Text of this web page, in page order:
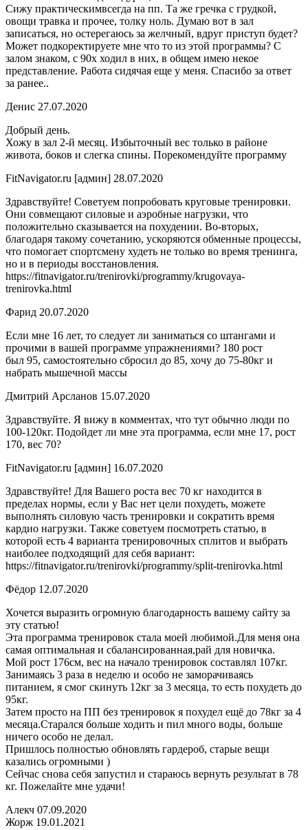
Сижу практическимвсегда на пп. Та же гречка с грудкой,
овощи травка и прочее, толку ноль. Думаю вот в зал
записаться, но остерегаюсь за желчный, вдруг приступ будет?
Может подкоректируете мне что то из этой программы? С
залом знаком, с 90х ходил в них, в общем имею некое
представление. Работа сидячая еще у меня. Спасибо за ответ
за ранее..
Денис 27.07.2020
Добрый день.
Хожу в зал 2-й месяц. Избыточный вес только в районе
живота, боков и слегка спины. Порекомендуйте программу
FitNavigator.ru [админ] 28.07.2020
Здравствуйте! Советуем попробовать круговые тренировки.
Они совмещают силовые и аэробные нагрузки, что
положительно сказывается на похудении. Во-вторых,
благодаря такому сочетанию, ускоряются обменные процессы,
что помогает спортсмену худеть не только во время тренинга,
но и в периоды восстановления.
https://fitnavigator.ru/trenirovki/programmy/krugovaya-
trenirovka.html
Фарид 20.07.2020
Если мне 16 лет, то следует ли заниматься со штангами и
прочими в вашей программе упражнениями? 180 рост
был 95, самостоятельно сбросил до 85, хочу до 75-80кг и
набрать мышечной массы
Дмитрий Арсланов 15.07.2020
Здравствуйте. Я вижу в комментах, что тут обычно люди по
100-120кг. Подойдет ли мне эта программа, если мне 17, рост
170, вес 70?
FitNavigator.ru [админ] 16.07.2020
Здравствуйте! Для Вашего роста вес 70 кг находится в
пределах нормы, если у Вас нет цели похудеть, можете
выполнять силовую часть тренировки и сократить время
кардио нагрузки. Также советуем посмотреть статью, в
которой есть 4 варианта тренировочных сплитов и выбрать
наиболее подходящий для себя вариант:
https://fitnavigator.ru/trenirovki/programmy/split-trenirovka.html
Фёдор 12.07.2020
Хочется выразить огромную благодарность вашему сайту за
эту статью!
Эта программа тренировок стала моей любимой.Для меня она
самая оптимальная и сбалансированная,рай для новичка.
Мой рост 176см, вес на начало тренировок составлял 107кг.
Занимаясь 3 раза в неделю и особо не заморачиваясь
питанием, я смог скинуть 12кг за 3 месяца, то есть похудеть до
95кг.
Затем просто на ПП без тренировок я похудел ещё до 78кг за 4
месяца.Старался больше ходить и пил много воды, больше
ничего особо не делал.
Пришлось полностью обновлять гардероб, старые вещи
казались огромными )
Сейчас снова себя запустил и стараюсь вернуть результат в 78
кг. Пожелайте мне удачи!
Алекч 07.09.2020
Жорж 19.01.2021